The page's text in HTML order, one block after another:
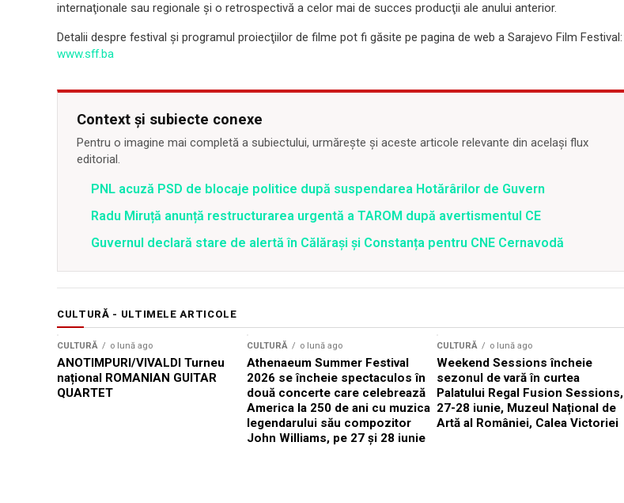
internaţionale sau regionale şi o retrospectivă a celor mai de succes producţii ale anului anterior.
Detalii despre festival şi programul proiecţiilor de filme pot fi găsite pe pagina de web a Sarajevo Film Festival:
www.sff.ba
Context și subiecte conexe
Pentru o imagine mai completă a subiectului, urmărește și aceste articole relevante din același flux
editorial.
PNL acuză PSD de blocaje politice după suspendarea Hotărârilor de Guvern
Radu Miruță anunță restructurarea urgentă a TAROM după avertismentul CE
Guvernul declară stare de alertă în Călărași și Constanța pentru CNE Cernavodă
CULTURĂ - ULTIMELE ARTICOLE
CULTURĂ o lună ago
ANOTIMPURI/VIVALDI Turneu
național ROMANIAN GUITAR
QUARTET
CULTURĂ o lună ago
Athenaeum Summer Festival
2026 se încheie spectaculos în
două concerte care celebrează
America la 250 de ani cu muzica
legendarului său compozitor
John Williams, pe 27 și 28 iunie
CULTURĂ o lună ago
Weekend Sessions încheie
sezonul de vară în curtea
Palatului Regal Fusion Sessions,
27-28 iunie, Muzeul Național de
Artă al României, Calea Victoriei